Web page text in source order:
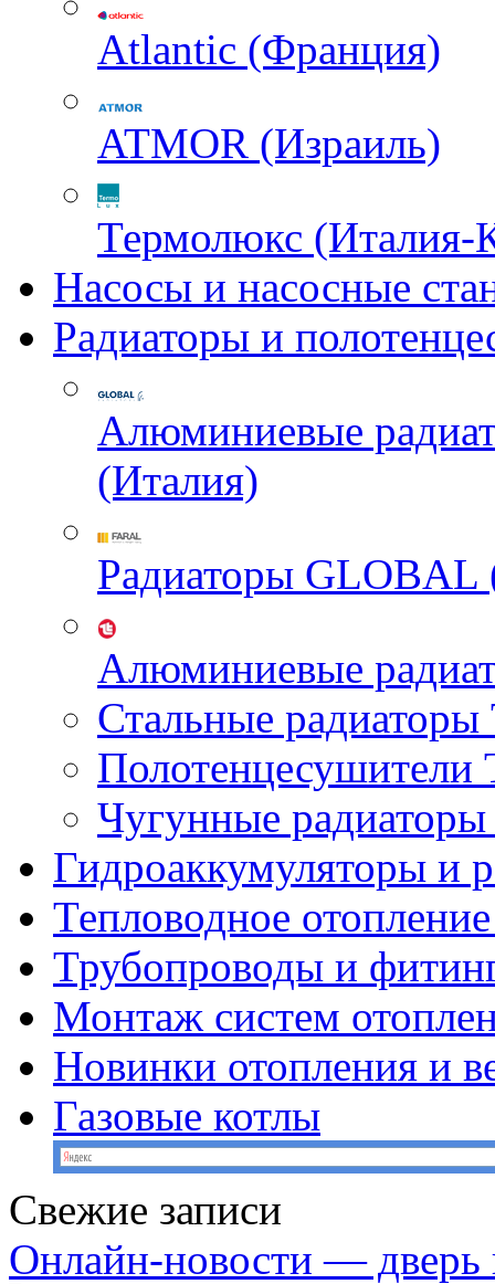
Atlantic (Франция)
ATMOR (Израиль)
Термолюкс (Италия-
Насосы и насосные
Радиаторы и
Алюминиевые
(Италия)
Радиаторы GLOBAL
Алюминиевые
Стальные
Чугунные
Гидроаккумуляторы и
Тепловодное
Трубопроводы и
Монтаж систем
Новинки отопления и
Газовые котлы
Свежие записи
Онлайн-новости —